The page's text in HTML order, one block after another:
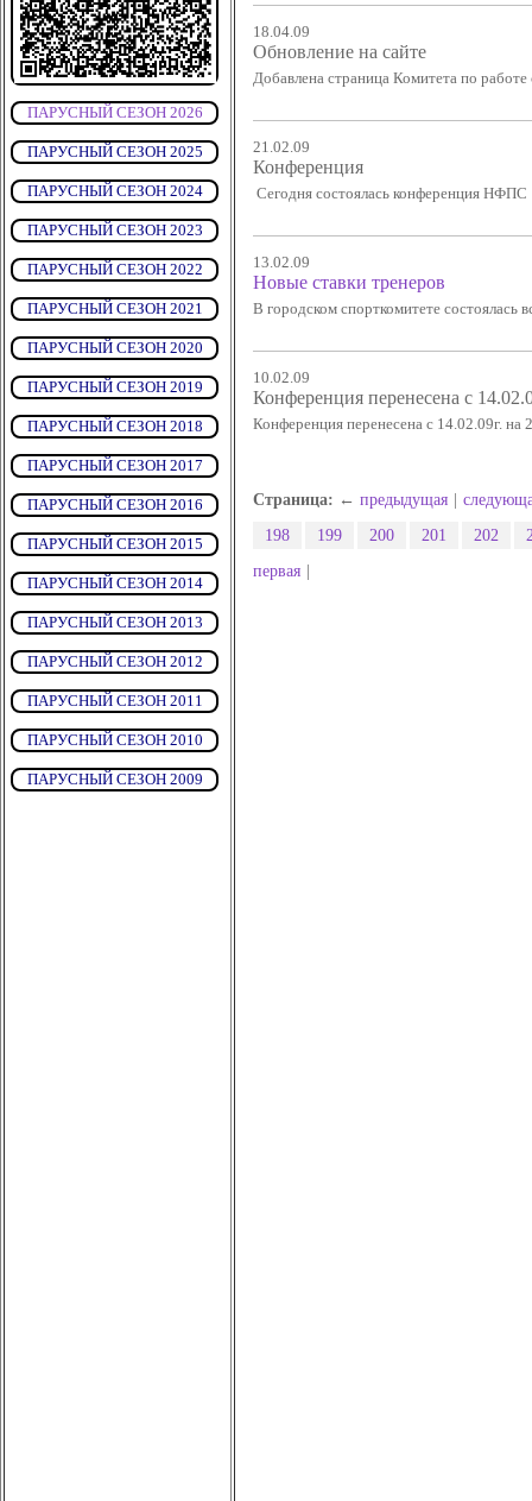
ПАРУСНЫЙ СЕЗОН 2026
ПАРУСНЫЙ СЕЗОН 2025
ПАРУСНЫЙ СЕЗОН 2024
ПАРУСНЫЙ СЕЗОН 2023
ПАРУСНЫЙ СЕЗОН 2022
ПАРУСНЫЙ СЕЗОН 2021
ПАРУСНЫЙ СЕЗОН 2020
ПАРУСНЫЙ СЕЗОН 2019
ПАРУСНЫЙ СЕЗОН 2018
ПАРУСНЫЙ СЕЗОН 2017
ПАРУСНЫЙ СЕЗОН 2016
ПАРУСНЫЙ СЕЗОН 2015
ПАРУСНЫЙ СЕЗОН 2014
ПАРУСНЫЙ СЕЗОН 2013
ПАРУСНЫЙ СЕЗОН 2012
ПАРУСНЫЙ СЕЗОН 2011
ПАРУСНЫЙ СЕЗОН 2010
ПАРУСНЫЙ СЕЗОН 2009
18.04.09
Обновление на сайте
Добавлена страница Комитета по
21.02.09
Конференция
Сегодня состоялась конференция НФПС
13.02.09
Новые ставки тренеров
В городском спорткомитете состоялась
10.02.09
Конференция перенесена с
Конференция перенесена с 14.02.09г. на
Страница: ← предыдущая
198
199 200 201 202
первая